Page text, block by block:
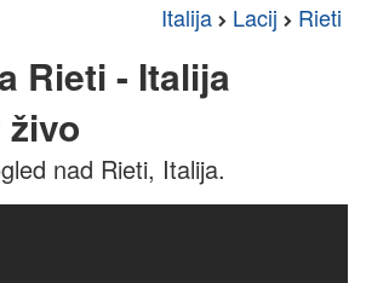
Italija Lacij Rieti
Rieti - Italija
nad Rieti, Italija.